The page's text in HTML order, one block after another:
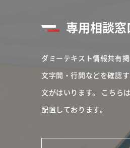
専用相談窓
ダミーテキスト情報共有
文字間・行間などを確認
文がはいります。 こちら
配置しております。